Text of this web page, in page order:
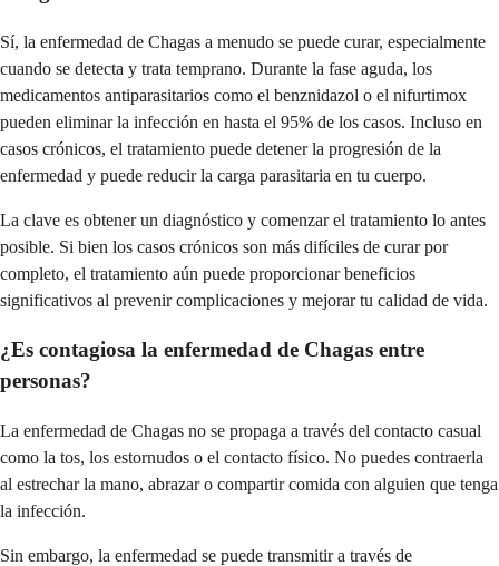
Sí, la enfermedad de Chagas a menudo se puede curar, especialmente
cuando se detecta y trata temprano. Durante la fase aguda, los
medicamentos antiparasitarios como el benznidazol o el nifurtimox
pueden eliminar la infección en hasta el 95% de los casos. Incluso en
casos crónicos, el tratamiento puede detener la progresión de la
enfermedad y puede reducir la carga parasitaria en tu cuerpo.
La clave es obtener un diagnóstico y comenzar el tratamiento lo antes
posible. Si bien los casos crónicos son más difíciles de curar por
completo, el tratamiento aún puede proporcionar beneficios
significativos al prevenir complicaciones y mejorar tu calidad de vida.
¿Es contagiosa la enfermedad de Chagas entre
personas?
La enfermedad de Chagas no se propaga a través del contacto casual
como la tos, los estornudos o el contacto físico. No puedes contraerla
al estrechar la mano, abrazar o compartir comida con alguien que tenga
la infección.
Sin embargo, la enfermedad se puede transmitir a través de